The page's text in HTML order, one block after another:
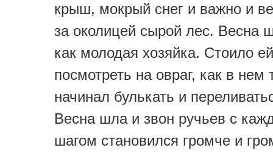
крыш, мокрый снег и важно и
за околицей сырой лес. Весна
как молодая хозяйка. Стоило
посмотреть на овраг, как в нем
начинал булькать и
Весна шла и звон ручьев с
шагом становился громче и